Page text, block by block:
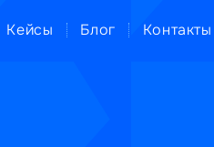
Кейсы Блог Контакты